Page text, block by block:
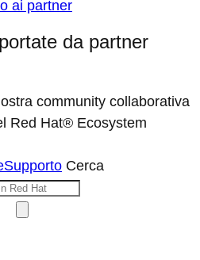
ai partner
da partner
community collaborativa
Red Hat® Ecosystem
Supporto Cerca